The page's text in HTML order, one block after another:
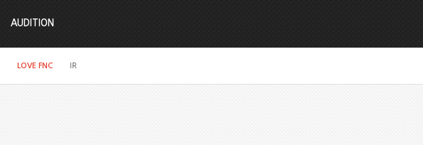
LOVE FNC IR
AUDITION